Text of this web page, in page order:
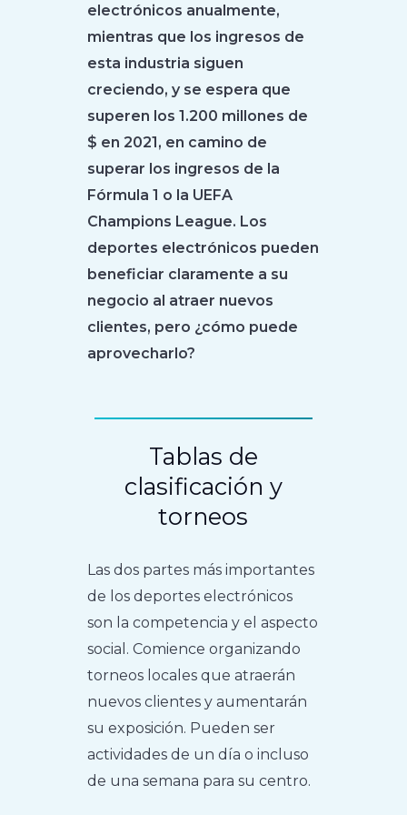
electrónicos anualmente,
mientras que los ingresos de
esta industria siguen
creciendo, y se espera que
superen los 1.200 millones de
$ en 2021, en camino de
superar los ingresos de la
Fórmula 1 o la UEFA
Champions League. Los
deportes electrónicos pueden
beneficiar claramente a su
negocio al atraer nuevos
clientes, pero ¿cómo puede
aprovecharlo?
Tablas de
clasificación y
torneos
Las dos partes más importantes
de los deportes electrónicos
son la competencia y el aspecto
social. Comience organizando
torneos locales que atraerán
nuevos clientes y aumentarán
su exposición. Pueden ser
actividades de un día o incluso
de una semana para su centro.